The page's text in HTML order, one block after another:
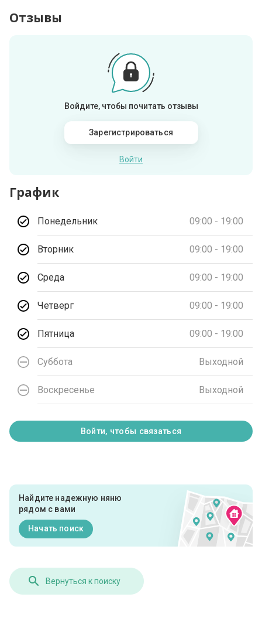
Отзывы
Войдите, чтобы почитать отзывы
Зарегистрироваться
Войти
График
Понедельник 09:00 - 19:00
Вторник 09:00 - 19:00
Среда 09:00 - 19:00
Четверг 09:00 - 19:00
Пятница 09:00 - 19:00
Суббота Выходной
Воскресенье Выходной
Войти, чтобы связаться
Найдите надежную няню
рядом с вами
Начать поиск
Вернуться к поиску